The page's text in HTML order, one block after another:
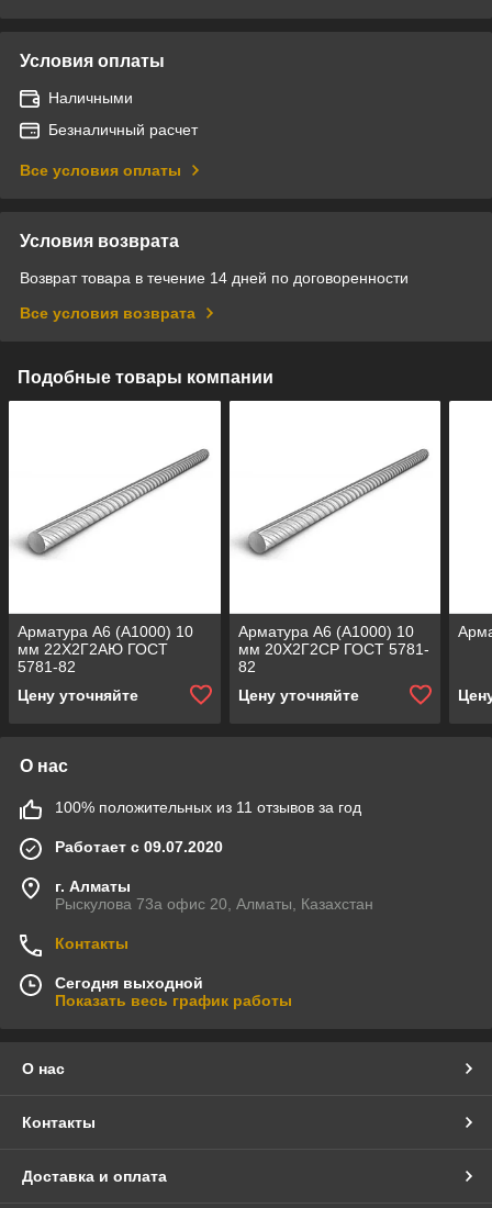
Условия оплаты
Наличными
Безналичный расчет
Все условия оплаты
Условия возврата
Возврат товара в течение 14 дней по договоренности
Все условия возврата
Подобные товары компании
Арматура А6 (А1000) 10
мм 22Х2Г2АЮ ГОСТ
5781-82
Цену уточняйте
Арматура А6 (А1000) 10
мм 20Х2Г2СР ГОСТ 5781-
82
Цену уточняйте
О нас
100% положительных из 11 отзывов за год
Работает с 09.07.2020
г. Алматы
Рыскулова 73а офис 20, Алматы, Казахстан
Контакты
Сегодня выходной
Показать весь график работы
О нас
Контакты
Доставка и оплата